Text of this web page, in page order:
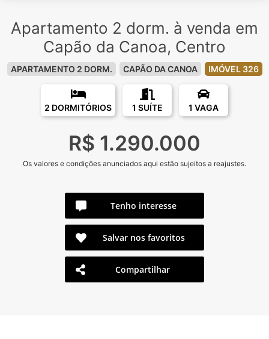
Apartamento 2 dorm. à venda em
Capão da Canoa, Centro
APARTAMENTO 2 DORM. CAPÃO DA CANOA IMÓVEL 326
2 DORMITÓRIOS 1 SUÍTE 1 VAGA
R$ 1.290.000
Os valores e condições anunciados aqui estão sujeitos a reajustes.
Tenho interesse
Salvar nos favoritos
Compartilhar